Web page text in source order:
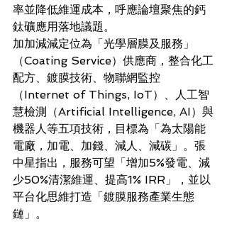
率並降低維運成本，呼應論壇聚焦的鈣
鈦礦應用落地議題。
加加減減定位為「光學層膜及服務」
（Coating Service）供應商，整合化工
配方、鍍膜技術、物聯網監控
（Internet of Things, IoT）、人工智
慧檢測（Artificial Intelligence, AI）與
機器人等五項技術，目標為「為太陽能
電廠，加電、加錢、減人、減碳」。張
中星指出，服務可望「增加5%發電、減
少50%清潔維運、提高1% IRR」，並以
平台化思維打造「鍍膜服務產業生態
鏈」。